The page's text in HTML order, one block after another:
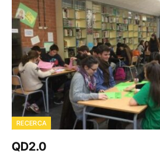
RECERCA
QD2.0